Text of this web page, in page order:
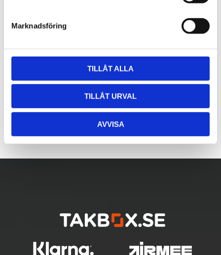
Marknadsföring
TILLÅT ALLA
TILLÅT URVAL
AVVISA